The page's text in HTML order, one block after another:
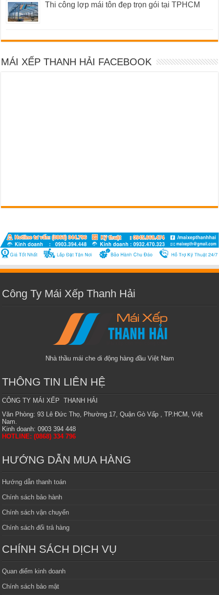
Thi công lợp mái tôn đẹp trọn gói tại TPHCM
MÁI XẾP THANH HẢI FACEBOOK
Công Ty Mái Xếp Thanh Hải
Nhà thầu mái che di động hàng đầu Việt Nam
THÔNG TIN LIÊN HỆ
CÔNG TY MÁI XẾP THANH HẢI
Văn Phòng: 93 Lê Đức Thọ, Phường 17, Quận Gò Vấp , TP.HCM, Việt
Nam.
Kinh doanh: 0903 394 448
HOTLINE: (0868) 334 796
HƯỚNG DẪN MUA HÀNG
Hướng dẫn thanh toán
Chính sách bảo hành
Chính sách vận chuyển
Chính sách đổi trả hàng
CHÍNH SÁCH DỊCH VỤ
Quan điểm kinh doanh
Chính sách bảo mật